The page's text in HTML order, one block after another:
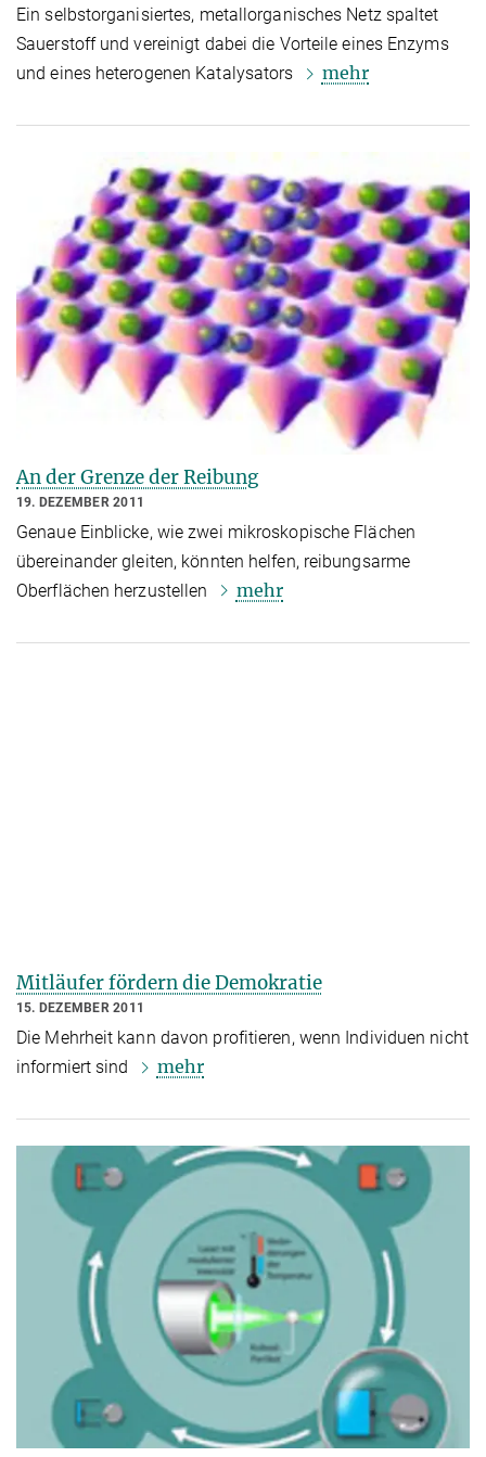
Ein selbstorganisiertes, metallorganisches Netz spaltet
Sauerstoff und vereinigt dabei die Vorteile eines Enzyms
und eines heterogenen Katalysators
mehr
An der Grenze der Reibung
19. DEZEMBER 2011
Genaue Einblicke, wie zwei mikroskopische Flächen
übereinander gleiten, könnten helfen, reibungsarme
Oberflächen herzustellen
mehr
Mitläufer fördern die Demokratie
15. DEZEMBER 2011
Die Mehrheit kann davon profitieren, wenn Individuen nicht
informiert sind
mehr